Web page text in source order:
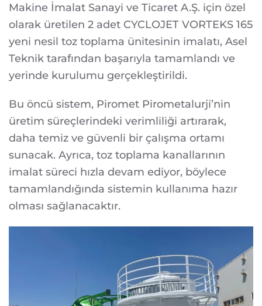
Makine İmalat Sanayi ve Ticaret A.Ş. için özel
olarak üretilen 2 adet CYCLOJET VORTEKS 165
yeni nesil toz toplama ünitesinin imalatı, Asel
Teknik tarafından başarıyla tamamlandı ve
yerinde kurulumu gerçekleştirildi.
Bu öncü sistem, Piromet Pirometalurji’nin
üretim süreçlerindeki verimliliği artırarak,
daha temiz ve güvenli bir çalışma ortamı
sunacak. Ayrıca, toz toplama kanallarının
imalat süreci hızla devam ediyor, böylece
tamamlandığında sistemin kullanıma hazır
olması sağlanacaktır.